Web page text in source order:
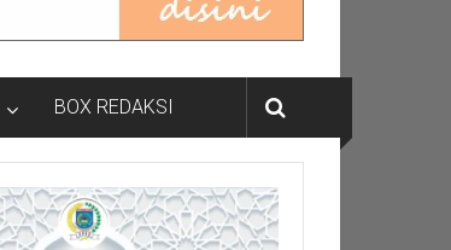
BOX REDAKSI